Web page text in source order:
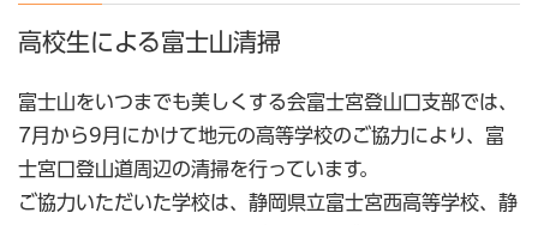
高校生による富士山清掃
富士山をいつまでも美しくする会富士宮登山口支部では、
7月から9月にかけて地元の高等学校のご協力により、富
士宮口登山道周辺の清掃を行っています。
ご協力いただいた学校は、静岡県立富士宮西高等学校、静